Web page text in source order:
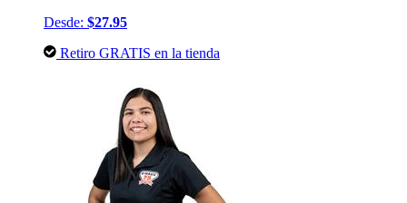
Desde: $27.95
Retiro GRATIS en la tienda